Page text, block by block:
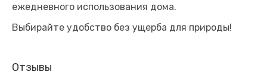
ежедневного использования дома.
Выбирайте удобство без ущерба для природы!
Отзывы